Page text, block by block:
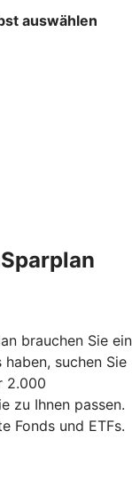
auswählen
brauchen Sie ein
suchen Sie
2.000
zu Ihnen passen.
Fonds und ETFs.